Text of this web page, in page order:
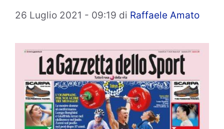
26 Luglio 2021 - 09:19 di Raffaele Amato